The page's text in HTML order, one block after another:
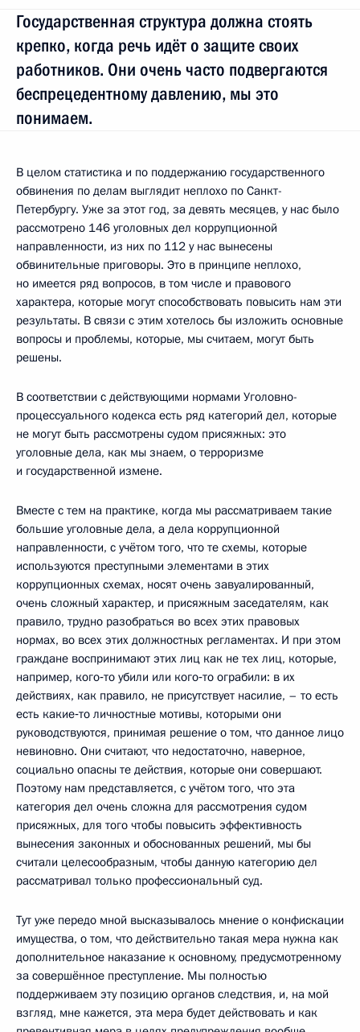
Государственная структура должна стоять
крепко, когда речь идёт о защите своих
работников. Они очень часто подвергаются
беспрецедентному давлению, мы это
понимаем.
В целом статистика и по поддержанию государственного
обвинения по делам выглядит неплохо по Санкт-
Петербургу. Уже за этот год, за девять месяцев, у нас было
рассмотрено 146 уголовных дел коррупционной
направленности, из них по 112 у нас вынесены
обвинительные приговоры. Это в принципе неплохо,
но имеется ряд вопросов, в том числе и правового
характера, которые могут способствовать повысить нам эти
результаты. В связи с этим хотелось бы изложить основные
вопросы и проблемы, которые, мы считаем, могут быть
решены.
В соответствии с действующими нормами Уголовно-
процессуального кодекса есть ряд категорий дел, которые
не могут быть рассмотрены судом присяжных: это
уголовные дела, как мы знаем, о терроризме
и государственной измене.
Вместе с тем на практике, когда мы рассматриваем такие
большие уголовные дела, а дела коррупционной
направленности, с учётом того, что те схемы, которые
используются преступными элементами в этих
коррупционных схемах, носят очень завуалированный,
очень сложный характер, и присяжным заседателям, как
правило, трудно разобраться во всех этих правовых
нормах, во всех этих должностных регламентах. И при этом
граждане воспринимают этих лиц как не тех лиц, которые,
например, кого‑то убили или кого‑то ограбили: в их
действиях, как правило, не присутствует насилие, – то есть
есть какие‑то личностные мотивы, которыми они
руководствуются, принимая решение о том, что данное лицо
невиновно. Они считают, что недостаточно, наверное,
социально опасны те действия, которые они совершают.
Поэтому нам представляется, с учётом того, что эта
категория дел очень сложна для рассмотрения судом
присяжных, для того чтобы повысить эффективность
вынесения законных и обоснованных решений, мы бы
считали целесообразным, чтобы данную категорию дел
рассматривал только профессиональный суд.
Тут уже передо мной высказывалось мнение о конфискации
имущества, о том, что действительно такая мера нужна как
дополнительное наказание к основному, предусмотренному
за совершённое преступление. Мы полностью
поддерживаем эту позицию органов следствия, и, на мой
взгляд, мне кажется, эта мера будет действовать и как